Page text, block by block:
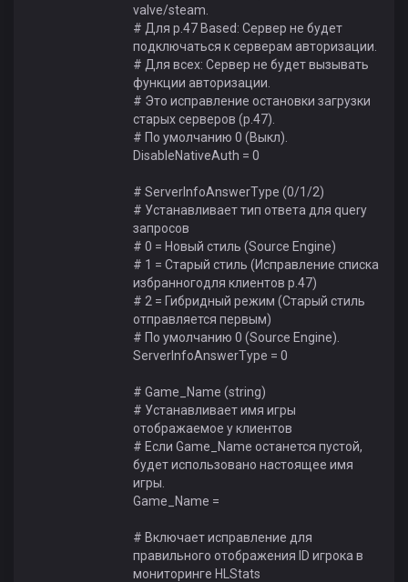
valve/steam.
# Для p.47 Based: Сервер не будет
подключаться к серверам авторизации.
# Для всех: Сервер не будет вызывать
функции авторизации.
# Это исправление остановки загрузки
старых серверов (p.47).
# По умолчанию 0 (Выкл).
DisableNativeAuth = 0
# ServerInfoAnswerType (0/1/2)
# Устанавливает тип ответа для query
запросов
# 0 = Новый стиль (Source Engine)
# 1 = Старый стиль (Исправление списка
избранногодля клиентов p.47)
# 2 = Гибридный режим (Старый стиль
отправляется первым)
# По умолчанию 0 (Source Engine).
ServerInfoAnswerType = 0
# Game_Name (string)
# Устанавливает имя игры
отображаемое у клиентов
# Если Game_Name останется пустой,
будет использовано настоящее имя
игры.
Game_Name =
# Включает исправление для
правильного отображения ID игрока в
мониторинге HLStats